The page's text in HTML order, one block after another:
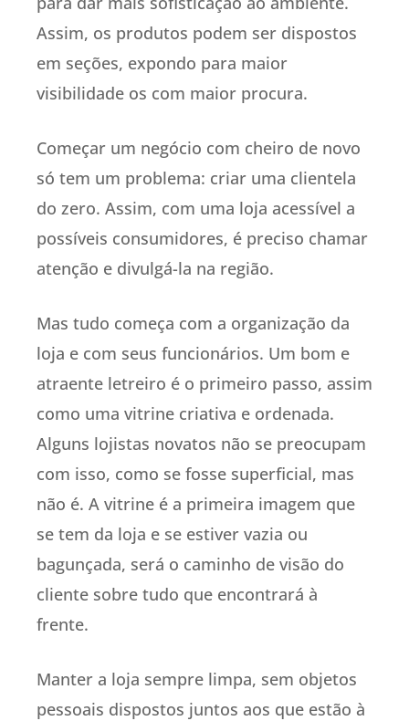
Assim, os produtos podem ser dispostos
em seções, expondo para maior
visibilidade os com maior procura.
Começar um negócio com cheiro de novo
só tem um problema: criar uma clientela
do zero. Assim, com uma loja acessível a
possíveis consumidores, é preciso chamar
atenção e divulgá-la na região.
Mas tudo começa com a organização da
loja e com seus funcionários. Um bom e
atraente letreiro é o primeiro passo, assim
como uma vitrine criativa e ordenada.
Alguns lojistas novatos não se preocupam
com isso, como se fosse superficial, mas
não é. A vitrine é a primeira imagem que
se tem da loja e se estiver vazia ou
bagunçada, será o caminho de visão do
cliente sobre tudo que encontrará à
frente.
Manter a loja sempre limpa, sem objetos
pessoais dispostos juntos aos que estão à